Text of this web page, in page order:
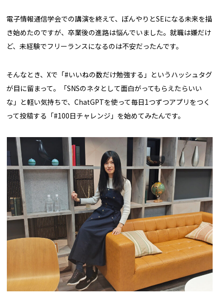
電子情報通信学会での講演を終えて、ぼんやりとSEになる未来を描
き始めたのですが、卒業後の進路は悩んでいました。就職は嫌だけ
ど、未経験でフリーランスになるのは不安だったんです。
そんなとき、Xで「#いいねの数だけ勉強する」というハッシュタグ
が目に留まって。「SNSのネタとして面白がってもらえたらいい
な」と軽い気持ちで、ChatGPTを使って毎日1つずつアプリをつく
って投稿する「#100日チャレンジ」を始めてみたんです。